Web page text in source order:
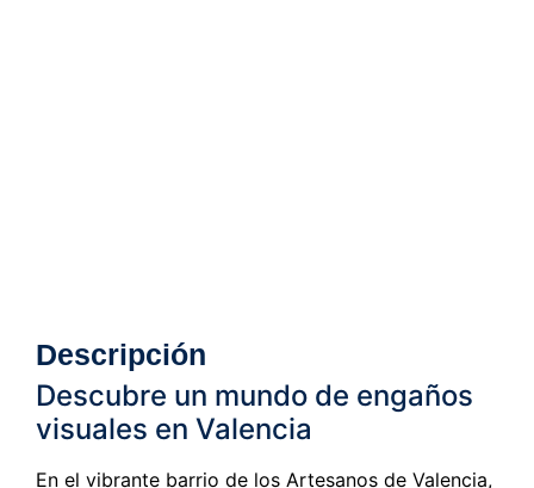
Descripción
Descubre un mundo de engaños
visuales en Valencia
En el vibrante barrio de los Artesanos de Valencia,